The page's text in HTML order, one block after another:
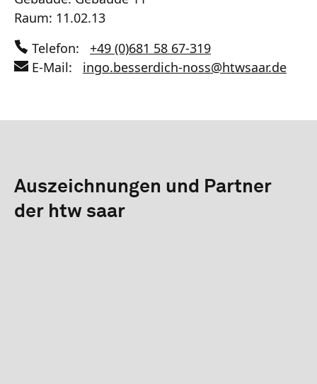
Raum: 11.02.13
Telefon:
+49 (0)681 58 67-319
E-Mail:
ingo.besserdich-noss@htwsaar.de
Auszeichnungen und Partner
der htw saar